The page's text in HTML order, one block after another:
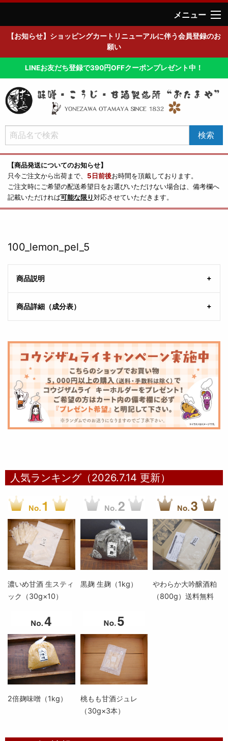
メニュー
【お知らせ】ショッピングカートリニューアルに伴う会員登録のお
願い
LINEお友だち登録で390円OFFクーポンプレゼント中！
【商品発送についてのお知らせ】
只今ご注文から出荷まで、 5日前後お時間を頂戴しております。
ご注文時にご希望の配送希望日をお選びいただけない場合は、備考欄へ
記載いただければ可能な限り対応させていただきます。
100_lemon_pel_5
商品説明
商品詳細（成分表）
人気ランキング（2026.7.14 更新）
濃いめ甘酒 生スティ
ック（30g×10）
黒麹 生麹（1kg）
やわらか大吟醸酒粕
（800g）送料無料
2倍麹味噌（1kg）
桃もも甘酒ジュレ
（30g×3本）